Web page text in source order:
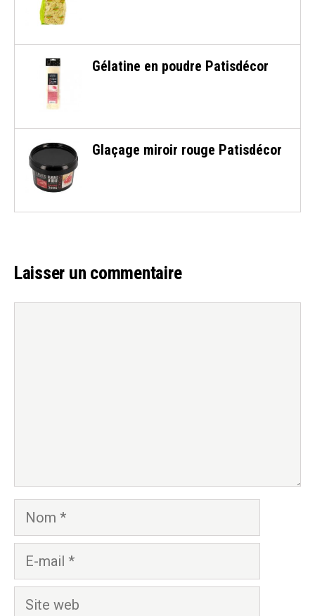
Gélatine en poudre Patisdécor
Glaçage miroir rouge Patisdécor
Laisser un commentaire
Nom
Site